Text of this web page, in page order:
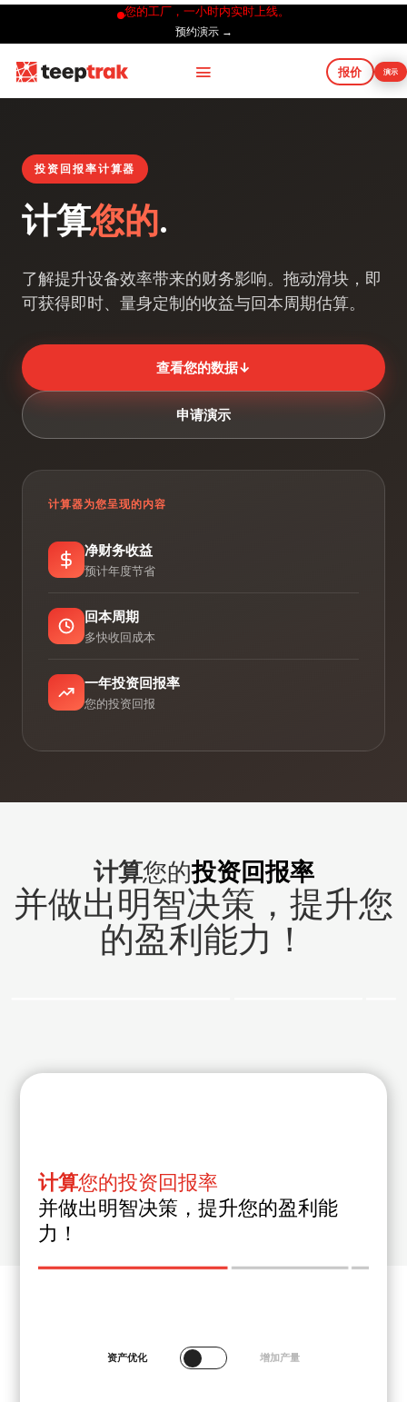
您的工厂，一小时内实时上线。
预约演示 →
报价 演示
投资回报率计算器
计算您的.
了解提升设备效率带来的财务影响。拖动滑块，即
可获得即时、量身定制的收益与回本周期估算。
查看您的数据↓
申请演示
计算器为您呈现的内容
净财务收益
预计年度节省
回本周期
多快收回成本
一年投资回报率
您的投资回报
计算您的投资回报率
并做出明智决策，提升您
的盈利能力！
计算您的投资回报率
并做出明智决策，提升您的盈利能
力！
资产优化 增加产量